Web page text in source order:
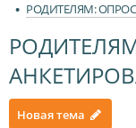
РОДИТЕЛЯМ:
Новая тема